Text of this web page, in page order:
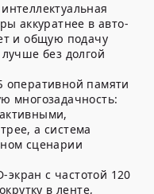
аккуратнее в авто-
и общую подачу
без долгой
памяти
многозадачность:
а система
сценарии
с частотой 120
в ленте,